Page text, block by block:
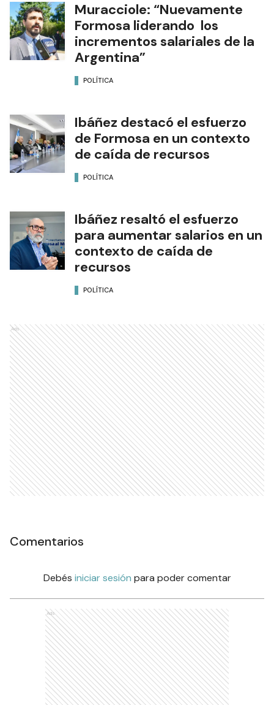
Muracciole: “Nuevamente
Formosa liderando los
incrementos salariales de la
Argentina”
POLÍTICA
Ibáñez destacó el esfuerzo
de Formosa en un contexto
de caída de recursos
POLÍTICA
Ibáñez resaltó el esfuerzo
para aumentar salarios en un
contexto de caída de
recursos
POLÍTICA
Ads
Comentarios
Debés iniciar sesión para poder comentar
Ads